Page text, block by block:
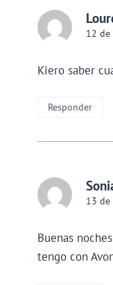
12
Kiero saber
Responder
13 de
Buenas
tengo con